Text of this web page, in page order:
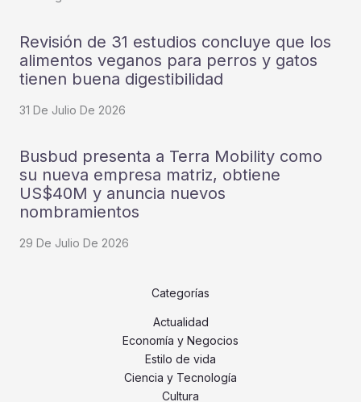
Revisión de 31 estudios concluye que los
alimentos veganos para perros y gatos
tienen buena digestibilidad
31 De Julio De 2026
Busbud presenta a Terra Mobility como
su nueva empresa matriz, obtiene
US$40M y anuncia nuevos
nombramientos
29 De Julio De 2026
Categorías
Actualidad
Economía y Negocios
Estilo de vida
Ciencia y Tecnología
Cultura